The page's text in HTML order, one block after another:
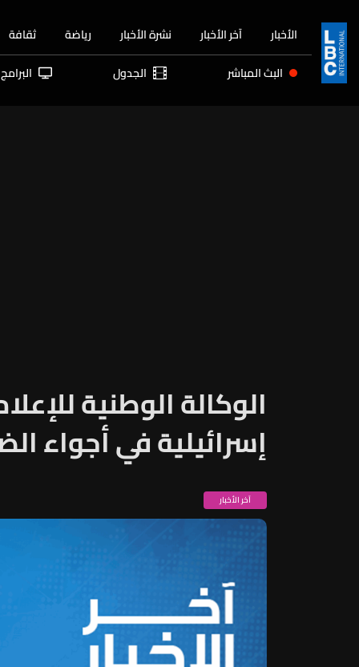
الأخبار آخر الأخبار نشرة الأخبار رياضة ثقافة
البث المباشر الجدول البرامج
الوكالة الوطنية
إسرائيلية في أجواء
آخر الأخبار